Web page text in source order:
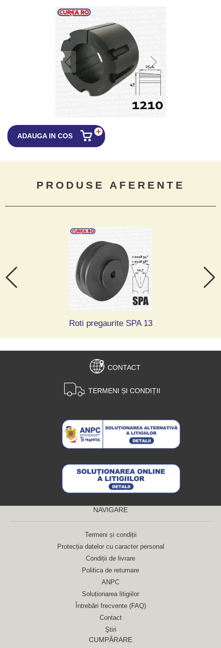
ADAUGA IN COS
PRODUSE AFERENTE
Roti pregaurite SPA 13
CONTACT
TERMENI ȘI CONDIȚII
NAVIGARE
Termeni și condiții
Protecția datelor cu caracter personal
Condiții de livrare
Politica de returnare
ANPC
Soluționarea litigiilor
Întrebări frecvente (FAQ)
Contact
Ştiri
CUMPĂRARE